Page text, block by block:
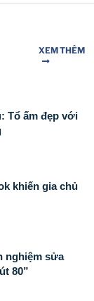
XEM THÊM
Tổ ấm đẹp với
khiến gia chủ
nghiệm sửa
80”